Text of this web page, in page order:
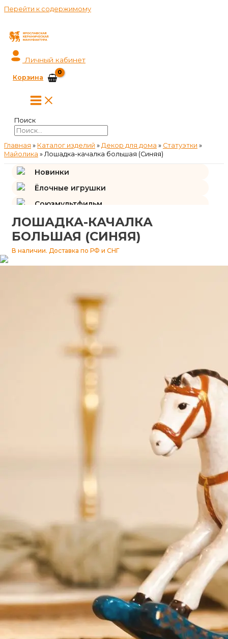
Перейти к содержимому
Личный кабинет
Корзина
Поиск
Главная » Каталог изделий » Декор для дома » Статуэтки »
Майолика »Лошадка-качалка большая (Синяя)
Новинки
Ёлочные игрушки
Союзмультфильм
Подарки и сувениры
Изразцы
ЛОШАДКА-КАЧАЛКА
БОЛЬШАЯ (СИНЯЯ)
В наличии. Доставка по РФ и СНГ